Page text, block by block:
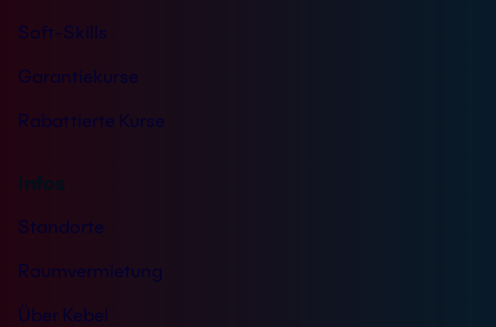
Soft-Skills
Garantiekurse
Rabattierte Kurse
Infos
Standorte
Raumvermietung
Über Kebel